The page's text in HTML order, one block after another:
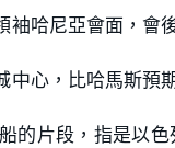
袖哈尼亞會面，
中心，比哈馬斯
的片段，指是以